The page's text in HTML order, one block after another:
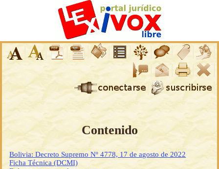
Contenido
Bolivia: Decreto Supremo Nº 4778, 17 de agosto de 2022
Ficha Técnica (DCMI)